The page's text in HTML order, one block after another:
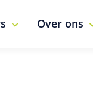
Over ons